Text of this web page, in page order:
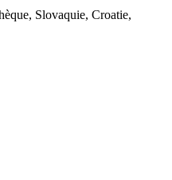
Slovaquie, Croatie,